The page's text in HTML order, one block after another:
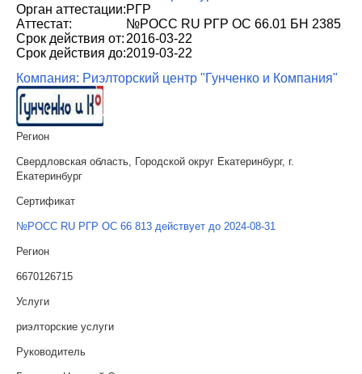
Орган аттестации:РГР
Аттестат:
№РОСС RU РГР ОС 66.01 БН 2385
Срок действия от: 2016-03-22
Срок действия до:2019-03-22
Компания: Риэлторский центр "Гунченко и Компания"
Регион
Свердловская область, Городской округ Екатеринбург, г.
Екатеринбург
Сертификат
№РОСС RU РГР ОС 66 813 действует до 2024-08-31
Регион
6670126715
Услуги
риэлторские услуги
Руководитель